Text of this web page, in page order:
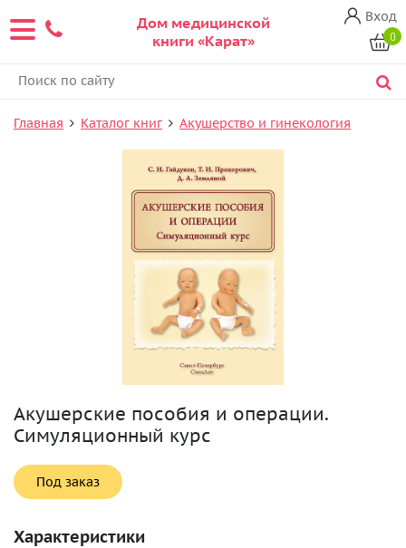
Дом медицинской
книги «Карат»
Вход
0
Главная Каталог книг Акушерство и гинекология
Акушерские пособия и операции.
Симуляционный курс
Под заказ
Характеристики